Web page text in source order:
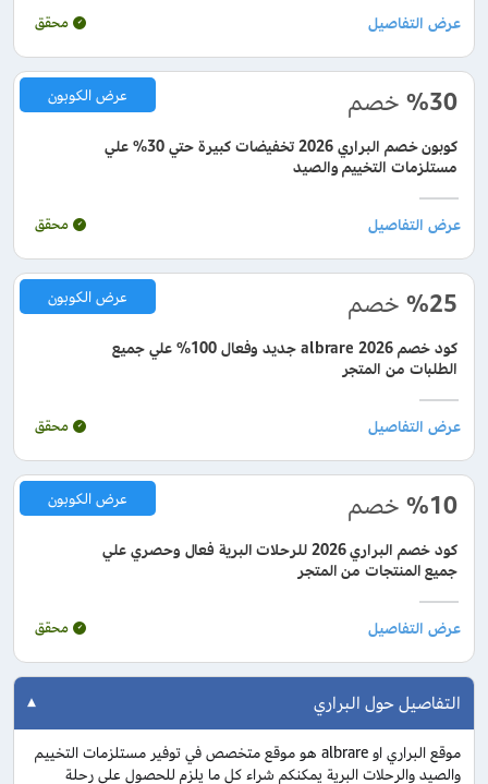
محقق
%30 خصم
كوبون خصم البراري 2026 تخفيضات كبيرة حتي 30% علي
مستلزمات التخييم والصيد
عرض الكوبون
محقق
%25 خصم
كود خصم albrare 2026 جديد وفعال 100% علي جميع
الطلبات من المتجر
عرض الكوبون
محقق
%10 خصم
كود خصم البراري 2026 للرحلات البرية فعال وحصري علي
جميع المنتجات من المتجر
عرض الكوبون
محقق
التفاصيل حول البراري
موقع البراري او albrare هو موقع متخصص في توفير مستلزمات التخييم
والصيد والرحلات البرية يمكنكم شراء كل ما يلزم للحصول علي رحلة